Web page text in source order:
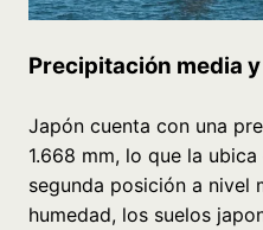
Precipitación media
Japón cuenta con una
1.668 mm, lo que la
segunda posición a nivel
humedad, los suelos